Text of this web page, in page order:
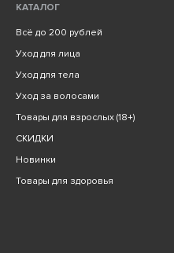
КАТАЛОГ
Всё до 200 рублей
Уход для лица
Уход для тела
Уход за волосами
Товары для взрослых (18+)
СКИДКИ
Новинки
Товары для здоровья